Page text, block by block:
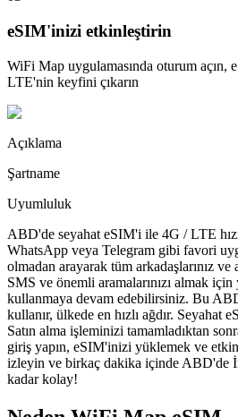
eSIM'inizi etkinleştirin
WiFi Map uygulamasında oturum
LTE'nin keyfini çıkarın
Açıklama
Şartname
Uyumluluk
ABD'de seyahat eSIM'i ile 4G / LTE
WhatsApp veya Telegram gibi favori
olmadan arayarak tüm arkadaşlarınız
SMS ve önemli aramalarınızı almak için
kullanmaya devam edebilirsiniz. Bu
kullanır, ülkede en hızlı ağdır. Seyahat
Satın alma işleminizi tamamladıktan
giriş yapın, eSIM'inizi yüklemek ve
izleyin ve birkaç dakika içinde ABD'de
kadar kolay!